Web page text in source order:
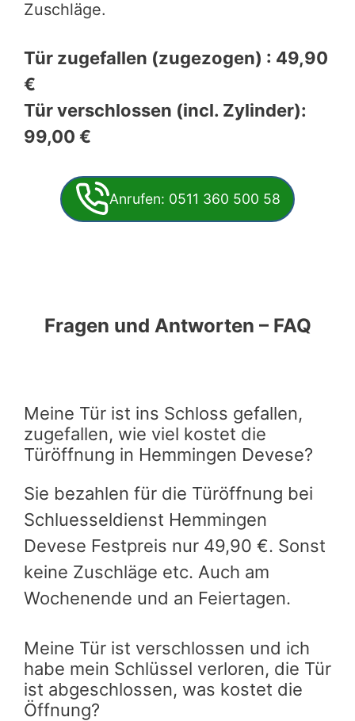
Zuschläge.
Tür zugefallen (zugezogen) : 49,90
€
Tür verschlossen (incl. Zylinder):
99,00 €
Anrufen: 0511 360 500 58
Fragen und Antworten – FAQ
Meine Tür ist ins Schloss gefallen,
zugefallen, wie viel kostet die
Türöffnung in Hemmingen Devese?
Sie bezahlen für die Türöffnung bei
Schluesseldienst Hemmingen
Devese Festpreis nur 49,90 €. Sonst
keine Zuschläge etc. Auch am
Wochenende und an Feiertagen.
Meine Tür ist verschlossen und ich
habe mein Schlüssel verloren, die Tür
ist abgeschlossen, was kostet die
Öffnung?